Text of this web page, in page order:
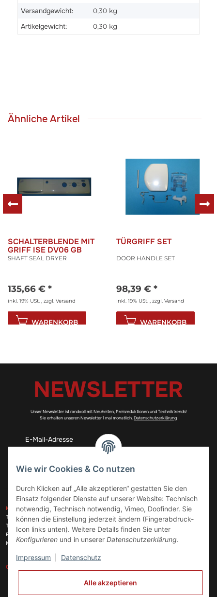
Versandgewicht: 0,30 kg
Artikelgewicht: 0,30 kg
Ähnliche Artikel
SCHALTERBLENDE MIT
GRIFF ISE DV06 GB
SHAFT SEAL DRYER
135,66 € *
inkl. 19% USt. , zzgl. Versand
WARENKORB
TÜRGRIFF SET
DOOR HANDLE SET
98,39 € *
inkl. 19% USt. , zzgl. Versand
WARENKORB
NEWSLETTER
Unser Newsletter ist randvoll mit Neuheiten, Preisreduktionen und Techniktrends!
Sie erhalten unseren Newsletter 1 mal monatlich.Datenschutzerklärung
Abonnieren
KONTAKT
Telefon:+49 (0)6074 816 08 0
Telefax:
+49 (0)6074 215 08 60
E-Mail:
info@meinhausgeraetedoc.de
Max Planck Str. 6 c, 63322 Rödermark
GESETZLICHE INFORMATIONEN
ZAHLUNGSARTEN
VERSANDARTEN
Wie wir Cookies & Co nutzen
Durch Klicken auf „Alle akzeptieren“ gestatten Sie den
Einsatz folgender Dienste auf unserer Website: Technisch
notwendig, Technisch notwendig, Vimeo, Doofinder. Sie
können die Einstellung jederzeit ändern (Fingerabdruck-
Icon links unten). Weitere Details finden Sie unter
Konfigurieren und in unserer Datenschutzerklärung.
Impressum Datenschutz
Alle akzeptieren